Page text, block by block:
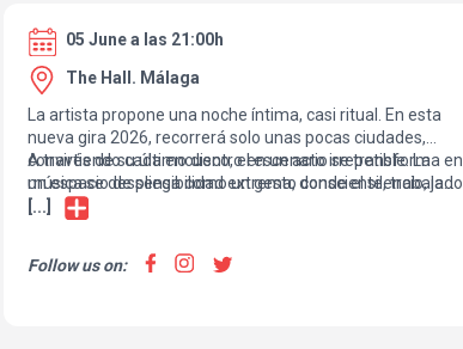
05 June a las 21:00h
The Hall. Málaga
La artista propone una noche íntima, casi ritual. En esta
nueva gira 2026, recorrerá solo unas pocas ciudades,
convirtiendo cada encuentro en un acto irrepetible. La
música se despliega como un gesto consciente, trabajado
al detalle, para revelar la nueva apuesta creativa de la
A través de su último disco, el escenario se transforma en
un espacio de sensibilidad extrema, donde el silencio, la
emoción y la presencia dialogan con el público. No es solo
despierta sensaciones y permanece cuando todo
termina.
[...]
Follow us on: